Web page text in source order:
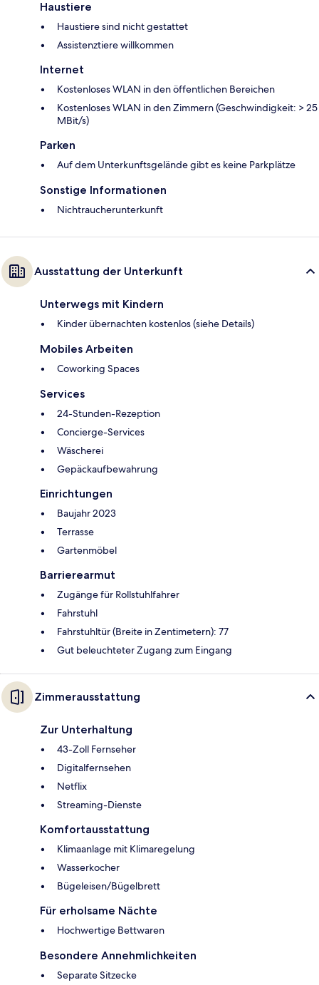
Haustiere
Haustiere sind nicht gestattet
Assistenztiere willkommen
Internet
Kostenloses WLAN in den öffentlichen Bereichen
Kostenloses WLAN in den Zimmern (Geschwindigkeit: > 25
MBit/s)
Parken
Auf dem Unterkunftsgelände gibt es keine Parkplätze
Sonstige Informationen
Nichtraucherunterkunft
Ausstattung der Unterkunft
Unterwegs mit Kindern
Kinder übernachten kostenlos (siehe Details)
Mobiles Arbeiten
Coworking Spaces
Services
24-Stunden-Rezeption
Concierge-Services
Wäscherei
Gepäckaufbewahrung
Einrichtungen
Baujahr 2023
Terrasse
Gartenmöbel
Barrierearmut
Zugänge für Rollstuhlfahrer
Fahrstuhl
Fahrstuhltür (Breite in Zentimetern): 77
Gut beleuchteter Zugang zum Eingang
Zimmerausstattung
Zur Unterhaltung
43-Zoll Fernseher
Digitalfernsehen
Netflix
Streaming-Dienste
Komfortausstattung
Klimaanlage mit Klimaregelung
Wasserkocher
Bügeleisen/Bügelbrett
Für erholsame Nächte
Hochwertige Bettwaren
Besondere Annehmlichkeiten
Separate Sitzecke